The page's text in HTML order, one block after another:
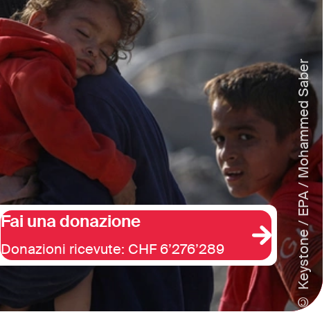
© Keystone / EPA / Mohammed Saber
Fai una donazione
Donazioni ricevute: CHF 6’276’289